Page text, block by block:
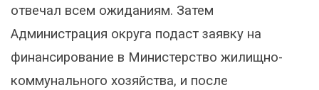
отвечал всем ожиданиям. Затем
Администрация округа подаст заявку на
финансирование в Министерство жилищно-
коммунального хозяйства, и после